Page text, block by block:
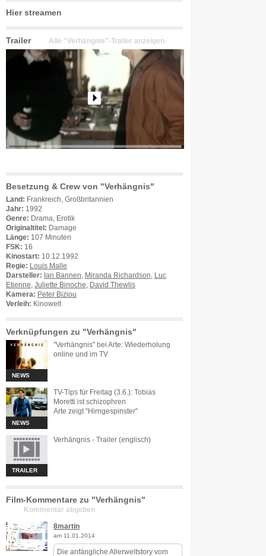
Hier streamen
Trailer Alle "Verhängnis"-Trailer anzeigen
Besetzung & Crew von "Verhängnis"
Land: Frankreich, Großbritannien
Jahr: 1992
Genre: Drama, Erotik
Originaltitel: Damage
Länge: 107 Minuten
FSK: 16
Kinostart: 10.12.1992
Regie:
Louis Malle
Darsteller: Ian Bannen Miranda Richardson
Luc
Etienne Juliette Binoche
David Thewlis
Kamera: Peter Biziou
Verleih: Kinowelt
Verknüpfungen zu "Verhängnis"
NEWS
"Verhängnis" bei Arte: Wiederholung
online und im TV
NEWS
TV-Tips für Freitag (3.6.): Tobias
Moretti ist schizophren
Arte zeigt "Hirngespinster"
TRAILER
Verhängnis - Trailer (englisch)
Film-Kommentare zu "Verhängnis"
Kommentar abgeben
8martin
am 11.01.2014
Die anfängliche Allerweltstory vom